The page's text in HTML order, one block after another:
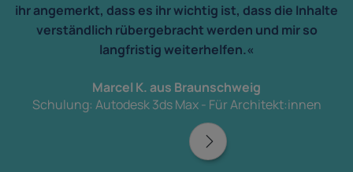
ihr angemerkt, dass es ihr wichtig ist, dass die Inhalte
verständlich rübergebracht werden und mir so
langfristig weiterhelfen.«
Marcel K. aus Braunschweig
Schulung: Autodesk 3ds Max - Für Architekt:innen